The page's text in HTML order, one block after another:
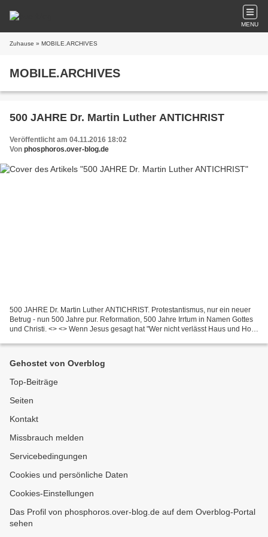
MENU
Zuhause » MOBILE.ARCHIVES
MOBILE.ARCHIVES
500 JAHRE Dr. Martin Luther ANTICHRIST
Veröffentlicht am 04.11.2016 18:02
Von phosphoros.over-blog.de
500 JAHRE Dr. Martin Luther ANTICHRIST. Protestantismus, nur ein neuer
Betrug - nun 500 Jahre pur. Reformation, 500 Jahre Irrtum in Namen Gottes
und Christi. <> <> Wenn Jesus gesagt hat "Wer nicht verlässt Haus und Hof,
Gehostet von Overblog
Top-Beiträge
Seiten
Kontakt
Missbrauch melden
Servicebedingungen
Cookies und persönliche Daten
Cookies-Einstellungen
Das Profil von phosphoros.over-blog.de auf dem Overblog-Portal
sehen